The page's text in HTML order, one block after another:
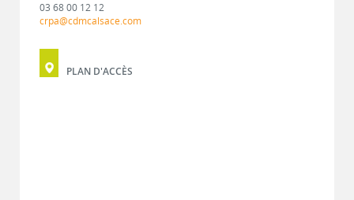
03 68 00 12 12
crpa@cdmcalsace.com
PLAN D'ACCÈS